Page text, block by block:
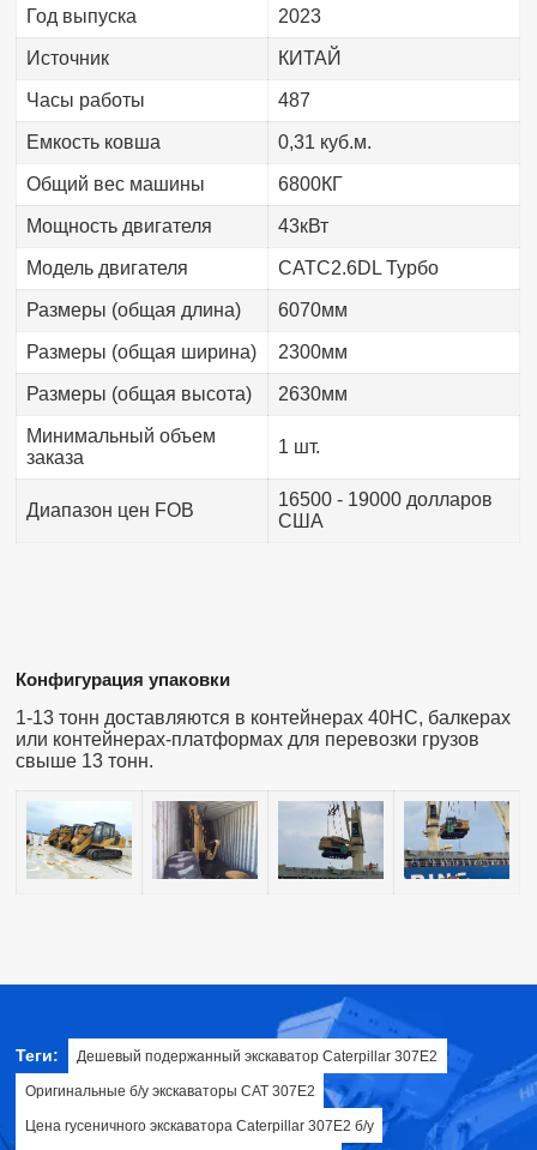
Год выпуска 2023
Источник КИТАЙ
Часы работы 487
Емкость ковша 0,31 куб.м.
Общий вес машины 6800КГ
Мощность двигателя 43кВт
Модель двигателя CATC2.6DL Турбо
Размеры (общая длина) 6070мм
Размеры (общая ширина) 2300мм
Размеры (общая высота) 2630мм
Минимальный объем
заказа
1 шт.
Диапазон цен FOB
16500 - 19000 долларов
США
Конфигурация упаковки
1-13 тонн доставляются в контейнерах 40HC, балкерах
или контейнерах-платформах для перевозки грузов
свыше 13 тонн.
Теги: Дешевый подержанный экскаватор Caterpillar 307E2
Оригинальные б/у экскаваторы CAT 307E2
Цена гусеничного экскаватора Caterpillar 307E2 б/у